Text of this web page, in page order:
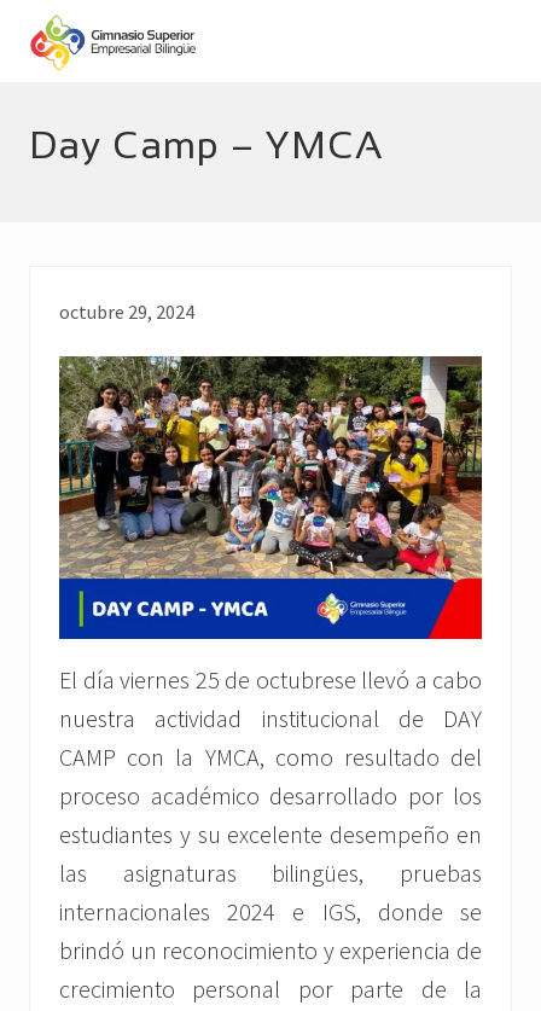
Day Camp – YMCA
octubre 29, 2024
El día viernes 25 de octubrese llevó a cabo
nuestra actividad institucional de DAY
CAMP con la YMCA, como resultado del
proceso académico desarrollado por los
estudiantes y su excelente desempeño en
las asignaturas bilingües, pruebas
internacionales 2024 e IGS, donde se
brindó un reconocimiento y experiencia de
crecimiento personal por parte de la